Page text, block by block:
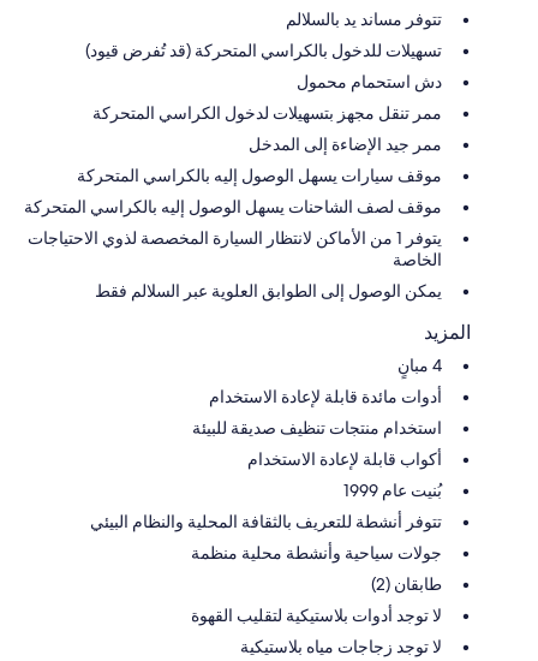
تتوفر مساند يد بالسلالم
تسهيلات للدخول بالكراسي المتحركة (قد تُفرض قيود)
دش استحمام محمول
ممر تنقل مجهز بتسهيلات لدخول الكراسي المتحركة
ممر جيد الإضاءة إلى المدخل
موقف سيارات يسهل الوصول إليه بالكراسي المتحركة
موقف لصف الشاحنات يسهل الوصول إليه بالكراسي المتحركة
يتوفر 1 من الأماكن لانتظار السيارة المخصصة لذوي الاحتياجات
الخاصة
يمكن الوصول إلى الطوابق العلوية عبر السلالم فقط
المزيد
4 مبانٍ
أدوات مائدة قابلة لإعادة الاستخدام
استخدام منتجات تنظيف صديقة للبيئة
أكواب قابلة لإعادة الاستخدام
بُنيت عام 1999
تتوفر أنشطة للتعريف بالثقافة المحلية والنظام البيئي
جولات سياحية وأنشطة محلية منظمة
طابقان (2)
لا توجد أدوات بلاستيكية لتقليب القهوة
لا توجد زجاجات مياه بلاستيكية